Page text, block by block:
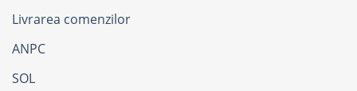
Livrarea comenzilor
ANPC
SOL